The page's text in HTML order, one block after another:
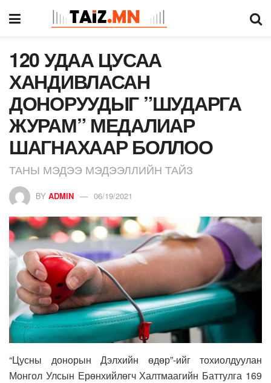
120 УДАА ЦУСАА
ХАНДИВЛАСАН
ДОНОРУУДЫГ ”ШУДАРГА
ЖУРАМ” МЕДАЛИАР
ШАГНАХААР БОЛЛОО
ТАНЫ МЭДЭЭ МЭДЭЭЛЛИЙН ТАЙЗ
BY ADMIN 06/19/2021
“Цусны донорын Дэлхийн өдөр”-ийг тохиолдуулан
Монгол Улсын Ерөнхийлөгч Халтмаагийн Баттулга 169